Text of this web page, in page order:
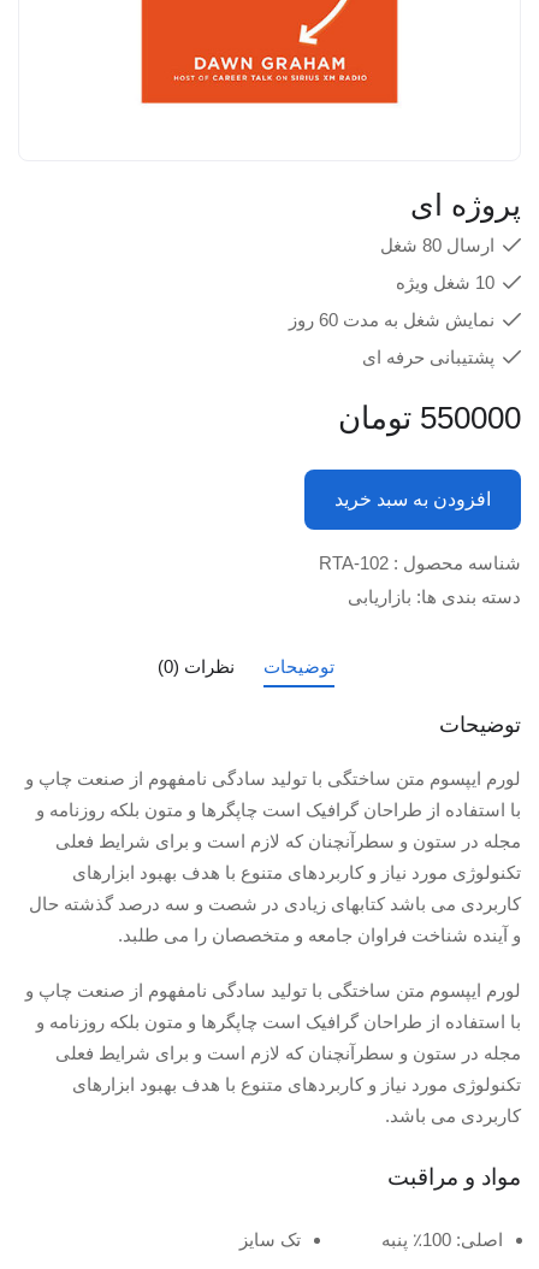
پروژه ای
ارسال 80 شغل
10 شغل ویژه
نمایش شغل به مدت 60 روز
پشتیبانی حرفه ای
550000 تومان
افزودن به سبد خرید
شناسه محصول : RTA-102
دسته بندی ها: بازاریابی
توضیحات نظرات (0)
توضیحات
لورم ایپسوم متن ساختگی با تولید سادگی نامفهوم از صنعت چاپ و
با استفاده از طراحان گرافیک است چاپگرها و متون بلکه روزنامه و
مجله در ستون و سطرآنچنان که لازم است و برای شرایط فعلی
تکنولوژی مورد نیاز و کاربردهای متنوع با هدف بهبود ابزارهای
کاربردی می باشد کتابهای زیادی در شصت و سه درصد گذشته حال
و آینده شناخت فراوان جامعه و متخصصان را می طلبد.
لورم ایپسوم متن ساختگی با تولید سادگی نامفهوم از صنعت چاپ و
با استفاده از طراحان گرافیک است چاپگرها و متون بلکه روزنامه و
مجله در ستون و سطرآنچنان که لازم است و برای شرایط فعلی
تکنولوژی مورد نیاز و کاربردهای متنوع با هدف بهبود ابزارهای
کاربردی می باشد.
مواد و مراقبت
اصلی: 100٪ پنبه تک سایز